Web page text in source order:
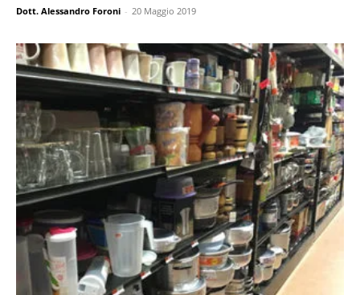
Dott. Alessandro Foroni - 20 Maggio 2019